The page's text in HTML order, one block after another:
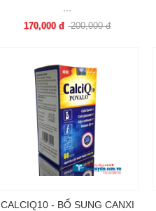
170,000 đ 200,000 đ
CALCIQ10 - BỔ SUNG CANXI